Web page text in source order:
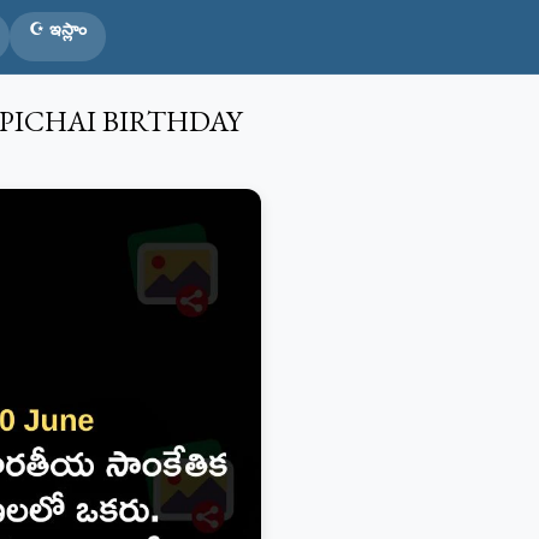
☪️ ఇస్లాం
BIRTHDAY